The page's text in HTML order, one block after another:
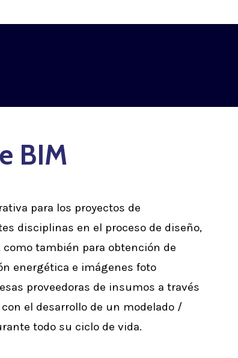
BIM
para los proyectos de
disciplinas en el proceso de diseño,
también para obtención de
energética e imágenes foto
proveedoras de insumos a través
el desarrollo de un modelado /
todo su ciclo de vida.